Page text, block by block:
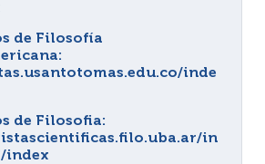
de Filosofía
:
inde
de Filosofia:
in
index